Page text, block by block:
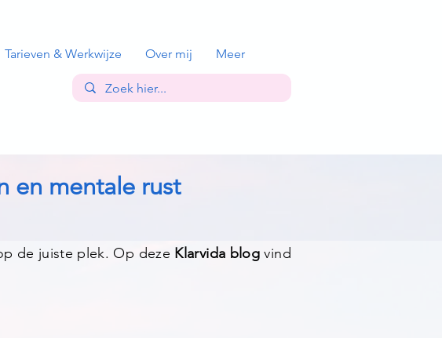
Tarieven & Werkwijze Over mij Meer
en mentale rust
de juiste plek. Op deze Klarvida blog vind